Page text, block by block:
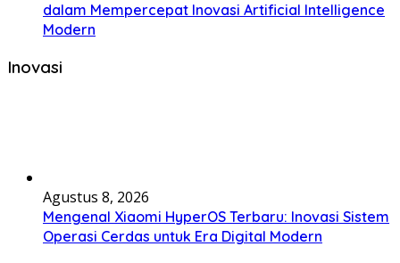
dalam Mempercepat Inovasi Artificial Intelligence
Modern
Inovasi
Agustus 8, 2026
Mengenal Xiaomi HyperOS Terbaru: Inovasi Sistem
Operasi Cerdas untuk Era Digital Modern